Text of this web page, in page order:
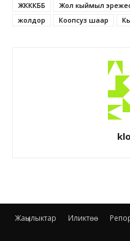
ЖКККББ
Жол кыймыл
жолдор
Коопсуз шаар
Жаңылыктар Иликтөө